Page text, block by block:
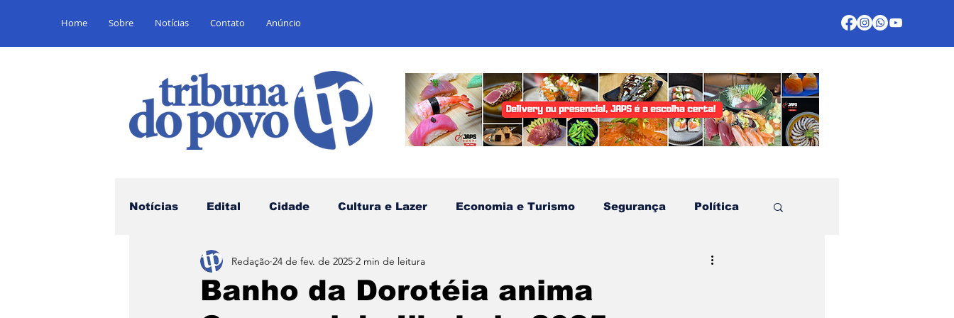
Home Sobre Notícias Contato Anúncio
Notícias Edital Cidade Cultura e Lazer Economia e Turismo Segurança Política
Educação Esportes Comunidades Tradicionais
Banho da Dorotéia anima
Redação 24 de fev. de 2025 2 min de leitura